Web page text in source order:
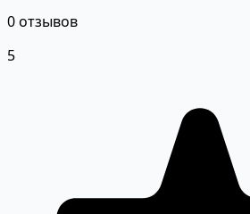
0 отзывов
5